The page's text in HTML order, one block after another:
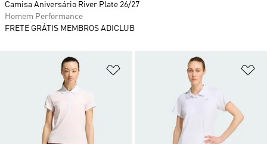
Adicionar à Lista de Desejos
Camisa Aniversário River Plate 26/27
Homem Performance
FRETE GRÁTIS MEMBROS ADICLUB